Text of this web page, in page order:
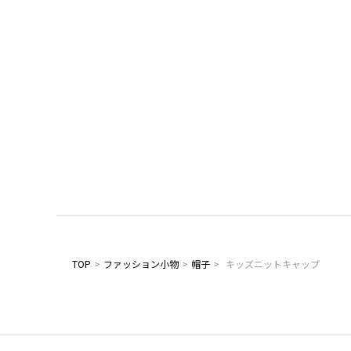
TOP > ファッション小物 > 帽子 > キッズニットキャップ